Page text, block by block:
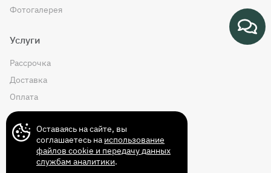
Фотогалерея
Услуги
Рассрочка
Доставка
Оплата
Помощь
Промокод
Гарантии
Оставаясь на сайте, вы
соглашаетесь на использование
файлов cookie и передачу данных
службам аналитики.